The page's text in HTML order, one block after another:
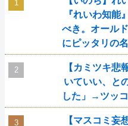
『れいわ知能
べき。オール
にピッタリの
【カミツキ悲
いていい、と
した」→ツッ
【マスコミ妄